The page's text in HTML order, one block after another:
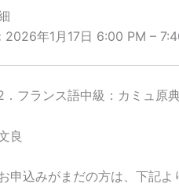
2026年1月17日 6:00 PM –
フランス語中級：カミュ原
良
申込みがまだの方は、下記よ